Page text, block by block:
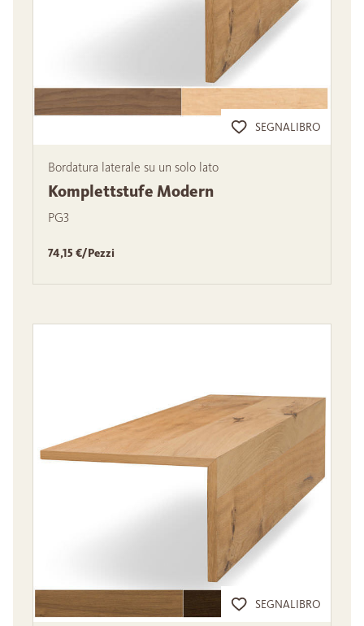
SEGNALIBRO
Bordatura laterale su un solo lato
Komplettstufe Modern
PG3
74,15 €/Pezzi
SEGNALIBRO